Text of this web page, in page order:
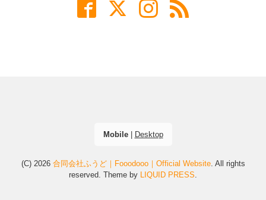
Mobile| Desktop
(C) 2026 合同会社ふうど｜Fooodooo｜Official Website. All rights
reserved. Theme by LIQUID PRESS